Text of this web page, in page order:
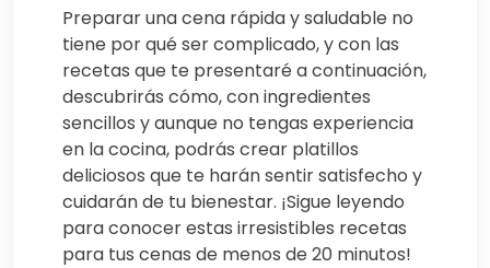
Preparar una cena rápida y saludable no
tiene por qué ser complicado, y con las
recetas que te presentaré a continuación,
descubrirás cómo, con ingredientes
sencillos y aunque no tengas experiencia
en la cocina, podrás crear platillos
deliciosos que te harán sentir satisfecho y
cuidarán de tu bienestar. ¡Sigue leyendo
para conocer estas irresistibles recetas
para tus cenas de menos de 20 minutos!